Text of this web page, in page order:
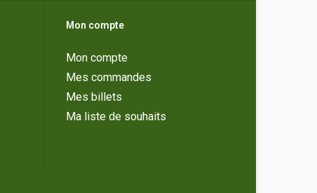
Mon compte
Mon compte
Mes commandes
Mes billets
Ma liste de souhaits